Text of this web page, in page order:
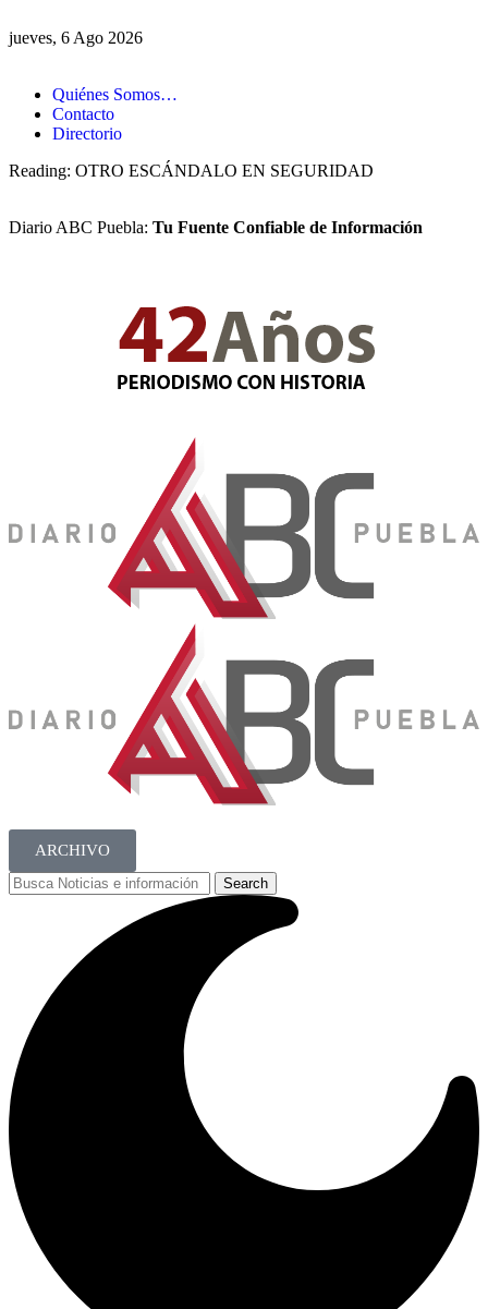
jueves, 6 Ago 2026
Quiénes Somos…
Contacto
Directorio
Reading: OTRO ESCÁNDALO EN SEGURIDAD
Diario ABC Puebla: Tu Fuente Confiable de Información
ARCHIVO